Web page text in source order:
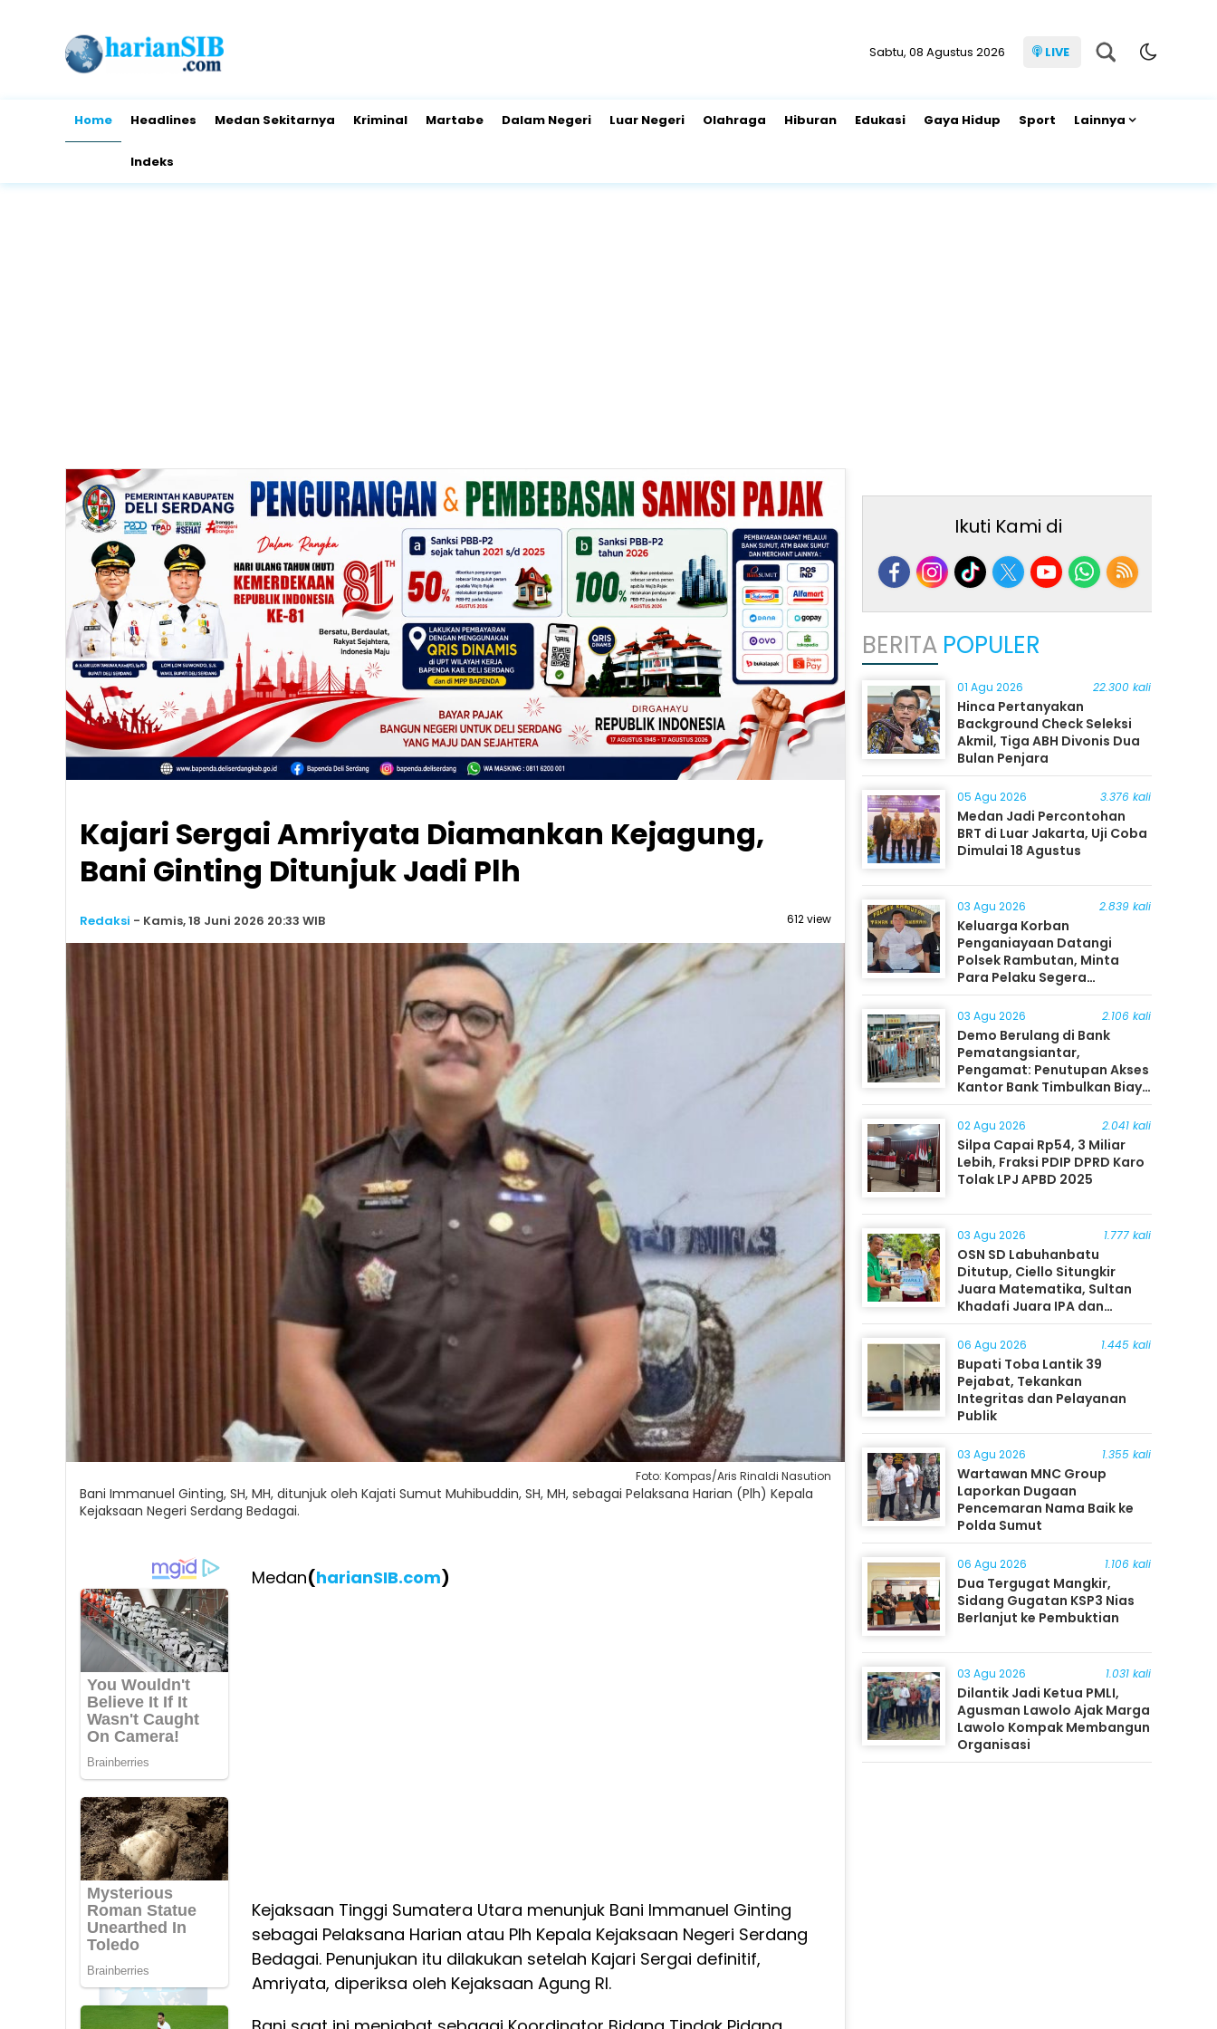
Sabtu, 08 Agustus 2026 LIVE
Home Headlines Medan Sekitarnya Kriminal Martabe Dalam Negeri Luar Negeri Olahraga Hiburan Edukasi Gaya Hidup Sport Lainnya
Indeks
Kajari Sergai Amriyata Diamankan Kejagung,
Bani Ginting Ditunjuk Jadi Plh
Redaksi - Kamis, 18 Juni 2026 20:33 WIB 612 view
Foto: Kompas/Aris Rinaldi Nasution
Bani Immanuel Ginting, SH, MH, ditunjuk oleh Kajati Sumut Muhibuddin, SH, MH, sebagai Pelaksana Harian (Plh) Kepala
Kejaksaan Negeri Serdang Bedagai.
Medan(harianSIB.com)
Kejaksaan Tinggi Sumatera Utara menunjuk Bani Immanuel Ginting
sebagai Pelaksana Harian atau Plh Kepala Kejaksaan Negeri Serdang
Bedagai. Penunjukan itu dilakukan setelah Kajari Sergai definitif,
Amriyata, diperiksa oleh Kejaksaan Agung RI.
Ikuti Kami di
BERITA POPULER
01 Agu 2026 22.300 kali
Hinca Pertanyakan
Background Check Seleksi
Akmil, Tiga ABH Divonis Dua
Bulan Penjara
05 Agu 2026 3.376 kali
Medan Jadi Percontohan
BRT di Luar Jakarta, Uji Coba
Dimulai 18 Agustus
03 Agu 2026 2.839 kali
Keluarga Korban
Penganiayaan Datangi
Polsek Rambutan, Minta
Para Pelaku Segera
Ditangkap
03 Agu 2026 2.106 kali
Demo Berulang di Bank
Pematangsiantar,
Pengamat: Penutupan Akses
Kantor Bank Timbulkan Biaya
Ekonomi bagi Masyarakat
02 Agu 2026 2.041 kali
Silpa Capai Rp54, 3 Miliar
Lebih, Fraksi PDIP DPRD Karo
Tolak LPJ APBD 2025
03 Agu 2026 1.777 kali
OSN SD Labuhanbatu
Ditutup, Ciello Situngkir
Juara Matematika, Sultan
Khadafi Juara IPA dan
Timothy Rangkuti Juara IPS
06 Agu 2026 1.445 kali
Bupati Toba Lantik 39
Pejabat, Tekankan
Integritas dan Pelayanan
Publik
03 Agu 2026 1.355 kali
Wartawan MNC Group
Laporkan Dugaan
Pencemaran Nama Baik ke
Polda Sumut
06 Agu 2026 1.106 kali
Dua Tergugat Mangkir,
Sidang Gugatan KSP3 Nias
Berlanjut ke Pembuktian
03 Agu 2026 1.031 kali
Dilantik Jadi Ketua PMLI,
Agusman Lawolo Ajak Marga
Lawolo Kompak Membangun
Organisasi